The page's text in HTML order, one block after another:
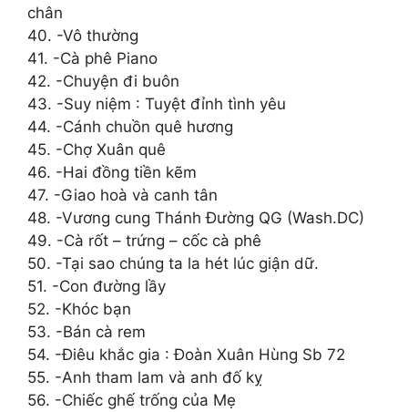
chân
40. -Vô thường
41. -Cà phê Piano
42. -Chuyện đi buôn
43. -Suy niệm : Tuyệt đỉnh tình yêu
44. -Cánh chuồn quê hương
45. -Chợ Xuân quê
46. -Hai đồng tiền kẽm
47. -Giao hoà và canh tân
48. -Vương cung Thánh Đường QG (Wash.DC)
49. -Cà rốt – trứng – cốc cà phê
50. -Tại sao chúng ta la hét lúc giận dữ.
51. -Con đường lầy
52. -Khóc bạn
53. -Bán cà rem
54. -Điêu khắc gia : Đoàn Xuân Hùng Sb 72
55. -Anh tham lam và anh đố kỵ
56. -Chiếc ghế trống của Mẹ